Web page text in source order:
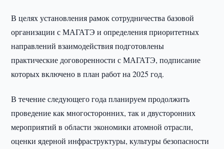
В целях установления рамок сотрудничества базовой
организации с МАГАТЭ и определения приоритетных
направлений взаимодействия подготовлены
практические договоренности с МАГАТЭ, подписание
которых включено в план работ на 2025 год.
В течение следующего года планируем продолжить
проведение как многосторонних, так и двусторонних
мероприятий в области экономики атомной отрасли,
оценки ядерной инфраструктуры, культуры безопасности